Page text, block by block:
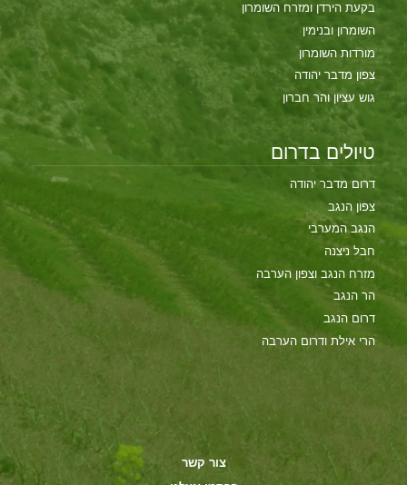
בקעת הירדן ומזרח השומרון
השומרון ובנימין
מורדות השומרון
צפון מדבר יהודה
גוש עציון והר חברון
טיולים בדרום
דרום מדבר יהודה
צפון הנגב
הנגב המערבי
חבל ניצנה
מזרח הנגב וצפון הערבה
הר הנגב
דרום הנגב
הרי אילת ודרום הערבה
צור קשר